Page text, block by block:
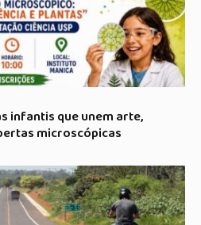
infantis que unem arte,
microscópicas